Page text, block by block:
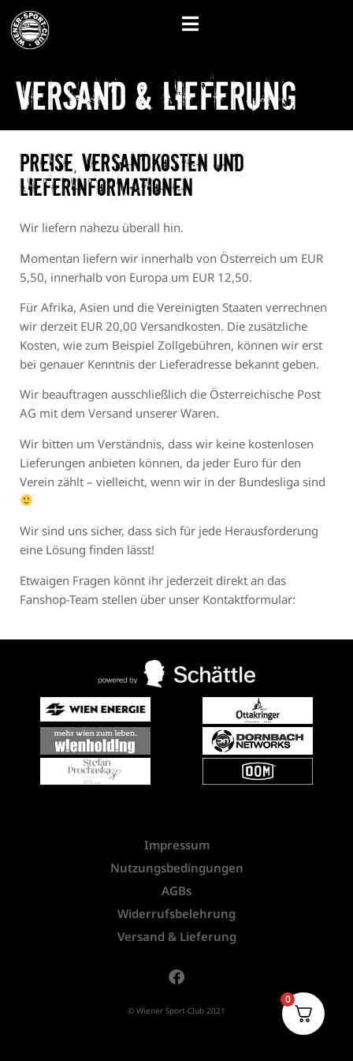
Versand & Lieferung
Preise, Versandkosten und
Lieferinformationen
Wir liefern nahezu überall hin.
Momentan liefern wir innerhalb von Österreich um EUR
5,50, innerhalb von Europa um EUR 12,50.
Für Afrika, Asien und die Vereinigten Staaten verrechnen
wir derzeit EUR 20,00 Versandkosten. Die zusätzliche
Kosten, wie zum Beispiel Zollgebühren, können wir erst
bei genauer Kenntnis der Lieferadresse bekannt geben.
Wir beauftragen ausschließlich die Österreichische Post
AG mit dem Versand unserer Waren.
Wir bitten um Verständnis, dass wir keine kostenlosen
Lieferungen anbieten können, da jeder Euro für den
Verein zählt – vielleicht, wenn wir in der Bundesliga sind
Wir sind uns sicher, dass sich für jede Herausforderung
eine Lösung finden lässt!
Etwaigen Fragen könnt ihr jederzeit direkt an das
Fanshop-Team stellen über unser Kontaktformular:
Impressum
Nutzungsbedingungen
AGBs
Widerrufsbelehrung
Versand & Lieferung
© Wiener Sport-Club 2021
0